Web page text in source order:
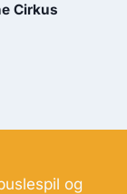
Cirkus
og